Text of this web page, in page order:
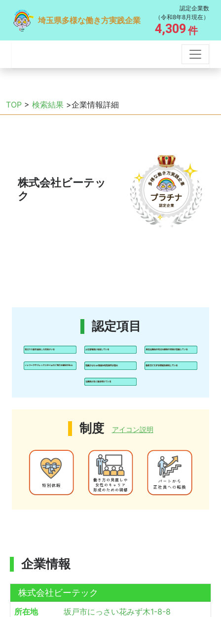
埼玉県多様な働き方実践企業
認定企業数
（令和8年8月現在）
4,309 件
TOP > 検索結果 >企業情報詳細
株式会社ビーテッ
ク
認定項目
制度 アイコン説明
企業情報
株式会社ビーテック
所在地
坂戸市にっさい花みず木1-8-8